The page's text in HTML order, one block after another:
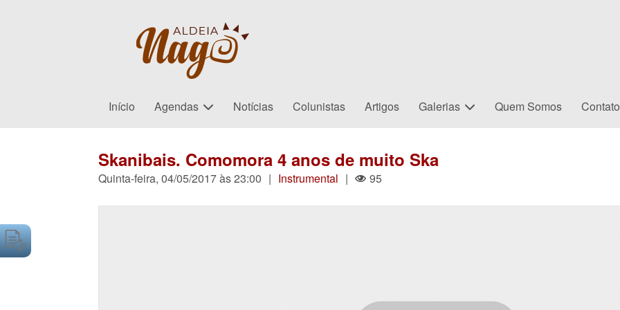
Início Agendas Notícias Colunistas Artigos Galerias Quem Somos Contato
Skanibais. Comomora 4 anos de muito Ska
Quinta-feira, 04/05/2017 às 23:00 | Instrumental | 95